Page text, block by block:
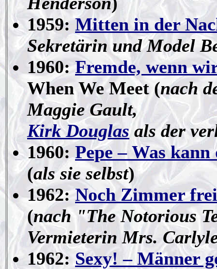
1959:Mitten in der
Sekretärin und Model
1960:Fremde, wenn
When We Meet (nach
Maggie Gault,
Kirk Douglasals der
1960:Pepe – Was
(als sie selbst)
1962:Noch Zimmer frei
(nach "The Notorious
Vermieterin Mrs.
1962: Sexy! – Männer